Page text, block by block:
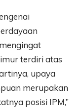
terdiri atas
upaya
merupakan
posisi IPM,”